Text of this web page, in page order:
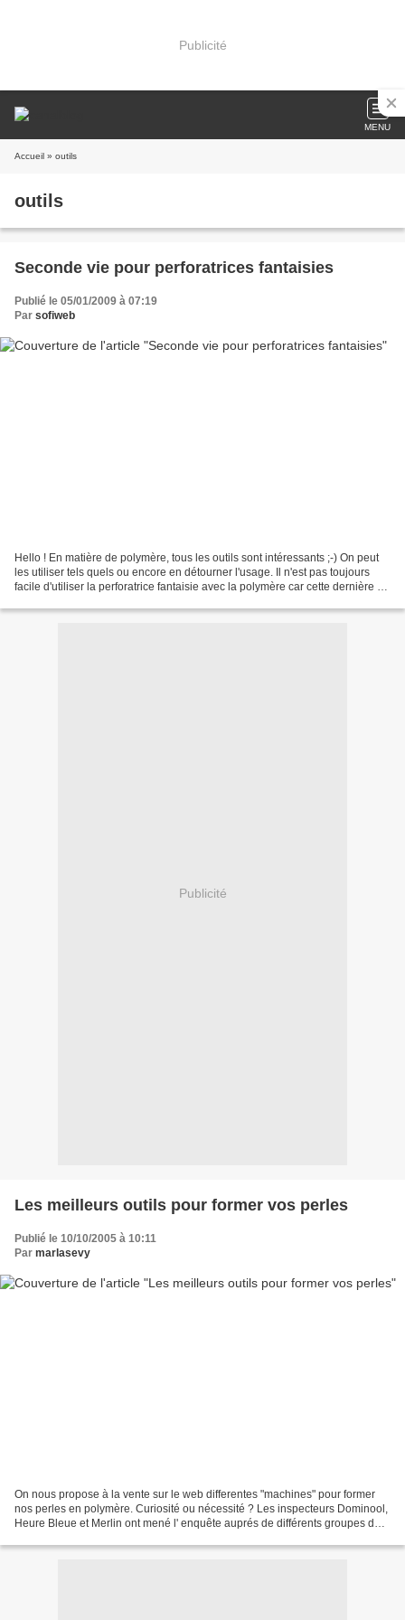
Publicité
MENU
Accueil » outils
outils
Seconde vie pour perforatrices fantaisies
Publié le 05/01/2009 à 07:19
Par sofiweb
Hello ! En matière de polymère, tous les outils sont intéressants ;-) On peut
les utiliser tels quels ou encore en détourner l'usage. Il n'est pas toujours
facile d'utiliser la perforatrice fantaisie avec la polymère car cette dernière a
Publicité
Les meilleurs outils pour former vos perles
Publié le 10/10/2005 à 10:11
Par marlasevy
On nous propose à la vente sur le web differentes "machines" pour former
nos perles en polymère. Curiosité ou nécessité ? Les inspecteurs Dominool,
Heure Bleue et Merlin ont mené l' enquête auprés de différents groupes de